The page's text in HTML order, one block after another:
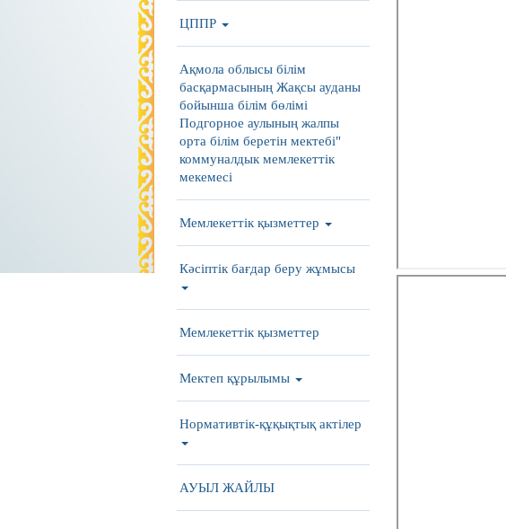
ЦППР
Ақмола облысы білім
басқармасының Жақсы ауданы
бойынша білім бөлімі
Подгорное аулының жалпы
орта білім беретін мектебі"
коммуналдык мемлекеттік
мекемесі
Мемлекеттік қызметтер
Кәсіптік бағдар беру жұмысы
Мемлекеттік қызметтер
Мектеп құрылымы
Нормативтік-құқықтық актілер
АУЫЛ ЖАЙЛЫ